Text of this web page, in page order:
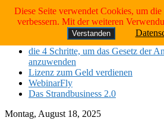
Skip to content
Neueste Tests:
Das Strandbusiness 2.0
die 4 Schritte, um das Gesetz der
anzuwenden
Lizenz zum Geld verdienen
WebinarFly
Das Strandbusiness 2.0
Montag, August 18, 2025
Diese Seite verwendet Cookies, um
verbessern. Mit der weiteren
Verstanden